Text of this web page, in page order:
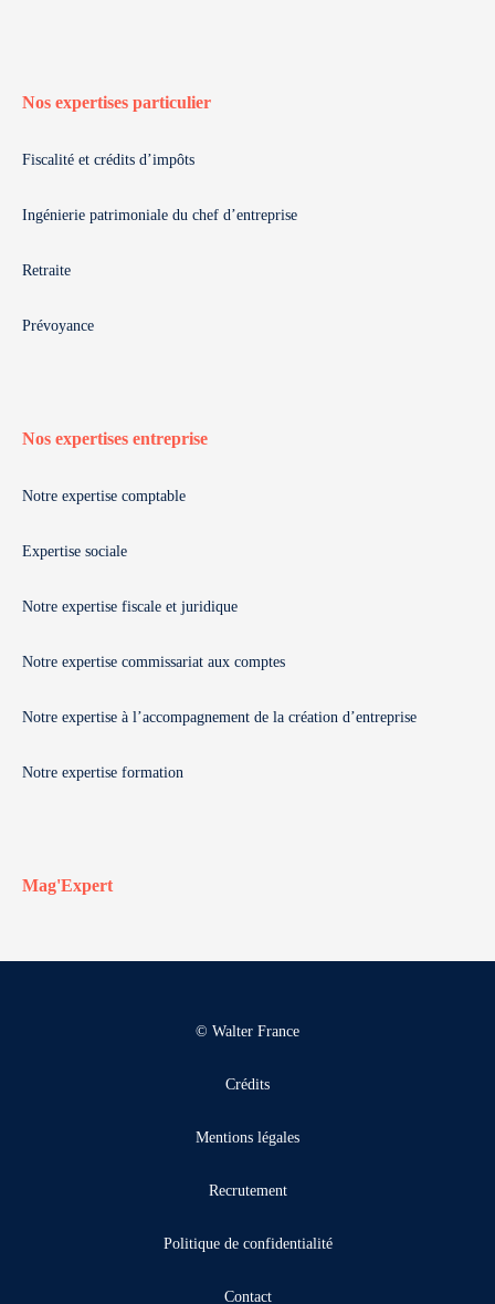
Nos expertises particulier
Fiscalité et crédits d’impôts
Ingénierie patrimoniale du chef d’entreprise
Retraite
Prévoyance
Nos expertises entreprise
Notre expertise comptable
Expertise sociale
Notre expertise fiscale et juridique
Notre expertise commissariat aux comptes
Notre expertise à l’accompagnement de la création d’entreprise
Notre expertise formation
Mag'Expert
© Walter France
Crédits
Mentions légales
Recrutement
Politique de confidentialité
Contact